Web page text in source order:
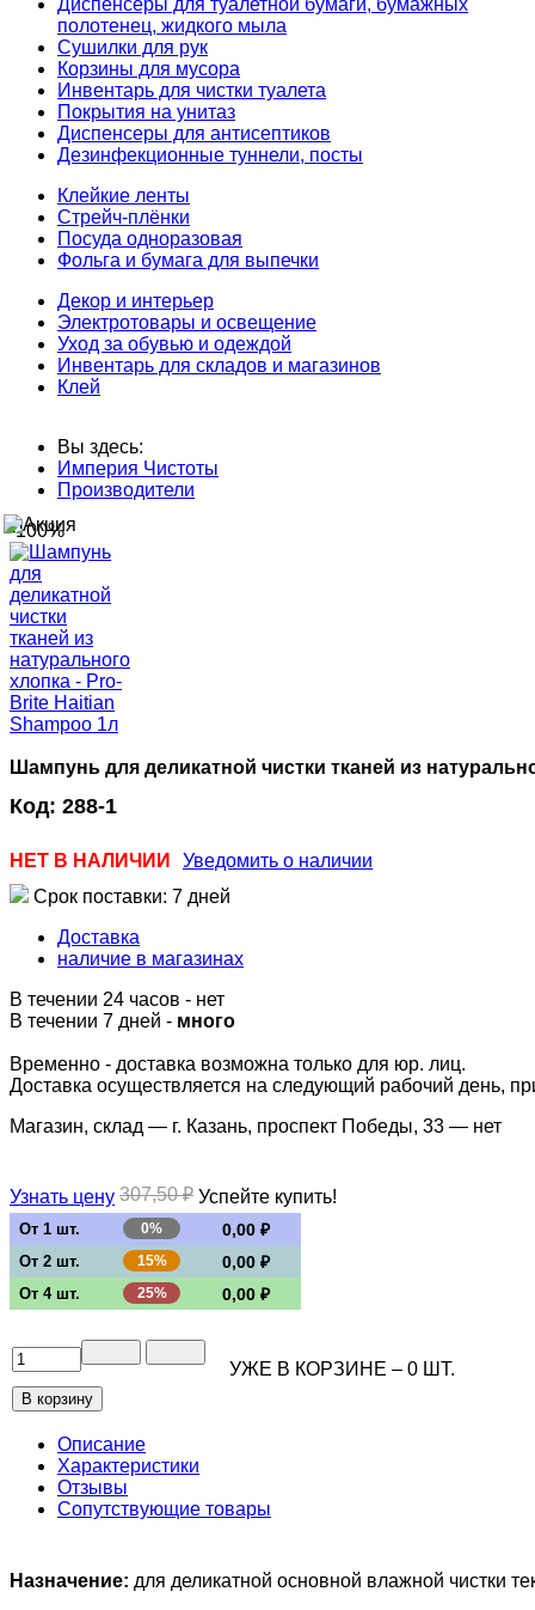
полотенец, жидкого мыла
Сушилки для рук
Корзины для мусора
Инвентарь для чистки туалета
Покрытия на унитаз
Диспенсеры для антисептиков
Дезинфекционные туннели, посты
Клейкие ленты
Стрейч-плёнки
Посуда одноразовая
Фольга и бумага для выпечки
Декор и интерьер
Электротовары и освещение
Уход за обувью и одеждой
Инвентарь для складов и магазинов
Клей
Вы здесь:
Империя Чистоты
Производители
-100%
Шампунь для деликатной чистки тканей из
Код: 288-1
НЕТ В НАЛИЧИИ
Уведомить о наличии
Срок поставки: 7 дней
Доставка
наличие в магазинах
В течении 24 часов - нет
В течении 7 дней - много
Временно - доставка возможна только для юр. лиц.
Доставка осуществляется на следующий рабочий день,
Магазин, склад — г. Казань, проспект Победы, 33 — нет
Узнать цену 307,50 ₽ Успейте купить!
От 1 шт. 0% 0,00 ₽
От 2 шт. 15% 0,00 ₽
От 4 шт. 25% 0,00 ₽
УЖЕ В КОРЗИНЕ – 0 ШТ.
Описание
Характеристики
Отзывы
Сопутствующие товары
Назначение: для деликатной основной влажной чистки